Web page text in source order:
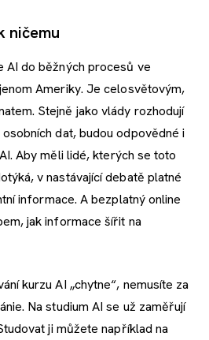
ničemu
AI do běžných procesů ve
Ameriky. Je celosvětovým,
Stejně jako vlády rozhodují
dat, budou odpovědné i
Aby měli lidé, kterých se toto
v nastávající debatě platné
informace. A bezplatný online
jak informace šířit na
kurzu AI „chytne“, nemusíte za
Na studium AI se už zaměřují
ji můžete například na